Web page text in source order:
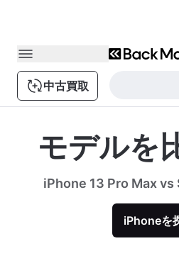
中古買取
モデルを
iPhone 13 Pro Max vs
iPhoneを